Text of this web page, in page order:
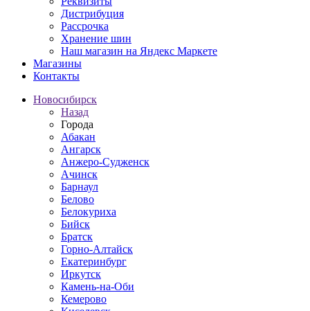
Дистрибуция
Рассрочка
Хранение шин
Наш магазин на Яндекс Маркете
Магазины
Контакты
Новосибирск
Назад
Города
Абакан
Ангарск
Анжеро-Судженск
Ачинск
Барнаул
Белово
Белокуриха
Бийск
Братск
Горно-Алтайск
Екатеринбург
Иркутск
Камень-на-Оби
Кемерово